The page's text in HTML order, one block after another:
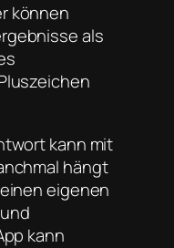
können
als
kann mit
hängt
eigenen
kann